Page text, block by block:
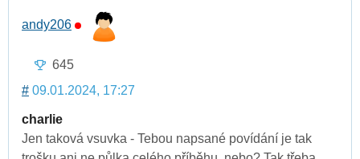
andy206
645
# 09.01.2024, 17:27
charlie
Jen taková vsuvka - Tebou napsané povídání je tak